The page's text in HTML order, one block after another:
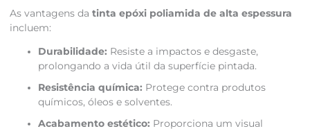
As vantagens da tinta epóxi poliamida de alta espessura
incluem:
Durabilidade: Resiste a impactos e desgaste,
prolongando a vida útil da superfície pintada.
Resistência química: Protege contra produtos
químicos, óleos e solventes.
Acabamento estético: Proporciona um visual